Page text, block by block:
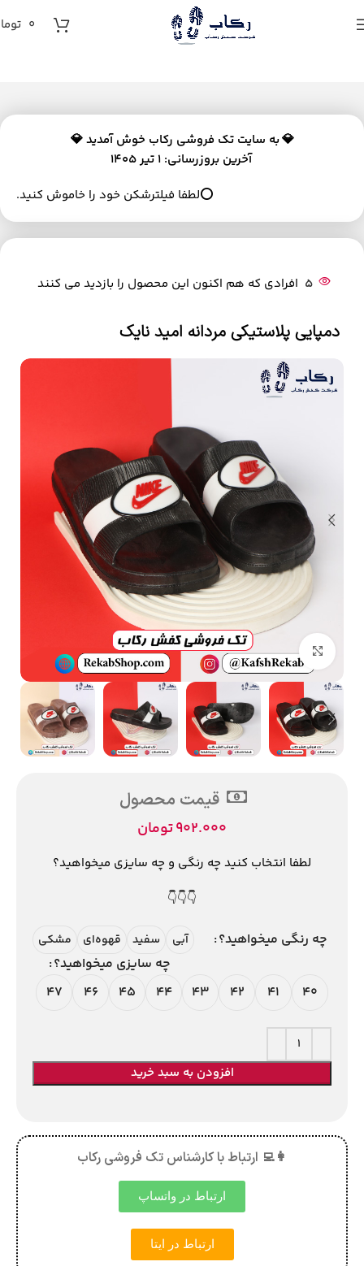
0
💎به سایت تک فروشی رکاب خوش آمدید 💎
آخرین بروزرسانی: 1 تیر 1405
⭕لطفا فیلترشکن خود را خاموش کنید.
5 افرادی که هم اکنون این محصول را بازدید می کنند
دمپایی پلاستیکی مردانه امید نایک
بزرگنمایی تصویر
قیمت محصول
902.000تومان
لطفا انتخاب کنید چه رنگی و چه سایزی میخواهید؟
👇👇👇
چه رنگی میخواهید؟ آبی سفید قهوه‌ای مشکی
چه سایزی میخواهید؟
40
41
42
43
44
45
46
47
افزودن به سبد خرید
👩‍💻 ارتباط با کارشناس تک فروشی رکاب
ارتباط در واتساپ
ارتباط در ایتا